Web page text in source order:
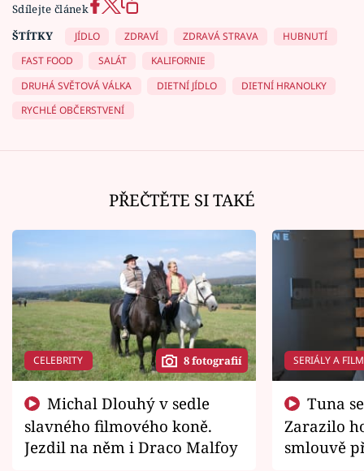
Sdílejte článek
ŠTÍTKY
JÍDLO ZDRAVÍ ZDRAVÁ STRAVA
HUBNUTÍ
FAST FOOD
SALÁT
KALIFORNIE
DRUHÁ SVĚTOVÁ VÁLKA
DIETNÍ JÍDLO
DIETNÍ HRANOLKY
RYCHLÉ OBČERSTVENÍ
PŘEČTĚTE SI TAKÉ
CELEBRITY 8 fotografií
slavného filmového koně.
Jezdil na něm i Draco Malfoy
SERIÁLY A
Zarazilo
smlouvě